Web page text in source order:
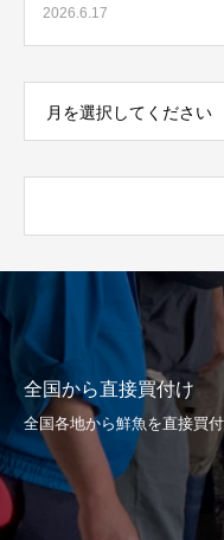
2026.6.17
月を選択してください
全国から直接買付け
全国各地から鮮魚を直接買